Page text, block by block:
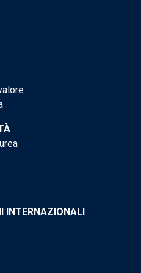
INTERNAZIONALI